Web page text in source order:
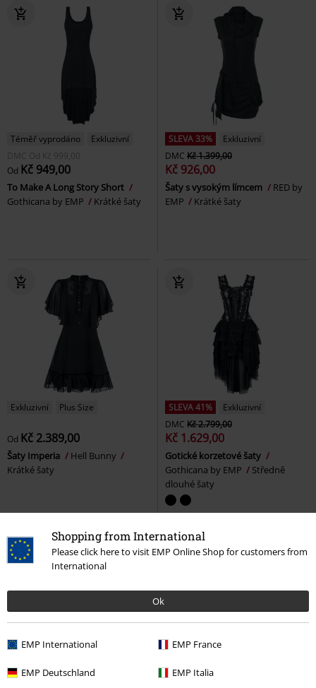
Shopping from International
Please click here to visit EMP Online Shop for customers from
International
Ok
EMP International EMP France
EMP Deutschland EMP Italia
Téměř vyprodáno
Exkluzivní
DMC Od Kč 999,00
Od Kč 949,00
To Make A Long Story Short
Gothicana by EMP
Krátké šaty
SLEVA 33%
Exkluzivní
DMC Kč 1.399,00
Kč 926,00
Šaty s vysokým límcem
RED by
EMP
Krátké šaty
Exkluzivní Plus Size
Od Kč 2.389,00
Šaty Imperia
Hell Bunny
Krátké šaty
SLEVA 41%
Exkluzivní
DMC Kč 2.799,00
Kč 1.629,00
Gotické korzetové šaty
Gothicana by EMP
Středně
dlouhé šaty
% Téměř vyprodáno % Exkluzivní